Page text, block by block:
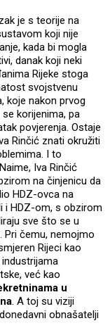
je s teorije na
koji nije
kada bi mogla
danak koji neki
Rijeke stoga
svojstvenu
koje nakon prvog
korijenima, pa
povjerenja. Ostaje
Rinčić znati okružiti
I to
Iva Rinčić
na činjenicu da
HDZ-ovca na
i HDZ-om, s obzirom
sve što se u
Pri čemu, nemojmo
Rijeci kao
već kao
u
. A toj su viziji
obnašatelji